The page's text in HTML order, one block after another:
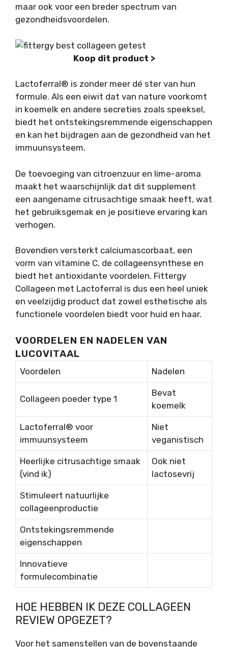
maar ook voor een breder spectrum van
gezondheidsvoordelen.
Koop dit product >
Lactoferral® is zonder meer dé ster van hun
formule. Als een eiwit dat van nature voorkomt
in koemelk en andere secreties zoals speeksel,
biedt het ontstekingsremmende eigenschappen
en kan het bijdragen aan de gezondheid van het
immuunsysteem.
De toevoeging van citroenzuur en lime-aroma
maakt het waarschijnlijk dat dit supplement
een aangename citrusachtige smaak heeft, wat
het gebruiksgemak en je positieve ervaring kan
verhogen.
Bovendien versterkt calciumascorbaat, een
vorm van vitamine C, de collageensynthese en
biedt het antioxidante voordelen. Fittergy
Collageen met Lactoferral is dus een heel uniek
en veelzijdig product dat zowel esthetische als
functionele voordelen biedt voor huid en haar.
VOORDELEN EN NADELEN VAN
LUCOVITAAL
Voordelen Nadelen
Collageen poeder type 1
Bevat
koemelk
Lactoferral® voor
immuunsysteem
Niet
veganistisch
Heerlijke citrusachtige smaak
(vind ik)
Ook niet
lactosevrij
Stimuleert natuurlijke
collageenproductie
Ontstekingsremmende
eigenschappen
Innovatieve
formulecombinatie
HOE HEBBEN IK DEZE COLLAGEEN
REVIEW OPGEZET?
Voor het samenstellen van de bovenstaande